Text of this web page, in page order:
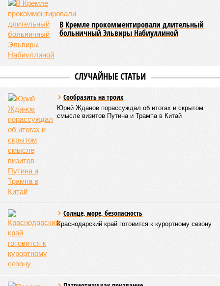
Люблино? И означает ли отсутствие техники на площадке,
что в реальности подрядчик по «Станции Л» ещё даже не
определён?
Митингии палаточные лагеря у объекта в
2025–2026 годах, похоже, не изменили ситуацию.
последние месяцы в личном общении нам перестали
называть даже ориентировочные сроки»
расстроенные дольщики.
достраиванию объекта распределена. Seven Suns
Development – банкрот, часть его структур признана
несостоятельной ещё в 2024 году, бенефициар компании
находится под следствием по ст. 200.3 УК РФ. Достройку
проблемных объектов группы – «Станции Л», «Сказочного
леса» и «В стремлении к свету», согласно информации на
сайтах Capital Group, осенью 2024 г. взяла на себя. Два из
трёх объектов уже сданы или близки к сдаче. Третий –
«Станция Л», крупнейший по числу пострадавших
дольщиков (3908 квартир в пяти корпусах) – по факту
распространяется ли договорённость 2024 года на
«Станцию Л» в полном объёме или приоритет отдан
объектам мешей сложности и меньшего масштаба?
Если да, то на каком основании декларируются конкретные